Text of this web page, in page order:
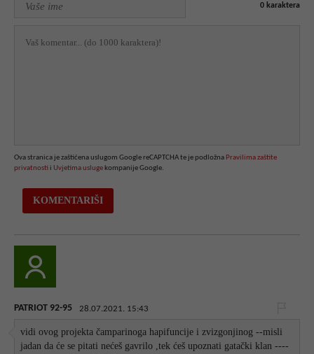
0 karaktera
Ova stranica je zaštićena uslugom Google reCAPTCHA te je podložna Pravilima zaštite
privatnosti i Uvjetima usluge kompanije Google.
PATRIOT 92-95 28.07.2021. 15:43
vidi ovog projekta čamparinoga hapifuncije i zvizgonjinog --misli
jadan da će se pitati nećeš gavrilo ,tek ćeš upoznati gatački klan ----